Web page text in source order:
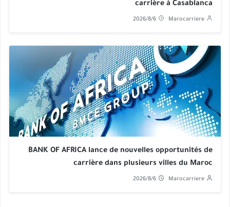
carrière à Casablanca
Marocarriere
2026/8/6
BANK OF AFRICA lance de nouvelles opportunités de
carrière dans plusieurs villes du Maroc
Marocarriere
2026/8/6